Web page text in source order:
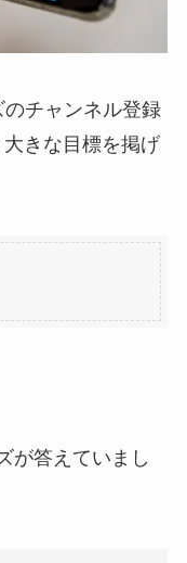
チャンネル登録
きな目標を掲げ
が答えていまし